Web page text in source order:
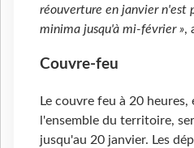
réouverture en janvier n'est
minima jusqu'à mi-février »,
Couvre-feu
Le couvre feu à 20 heures,
l'ensemble du territoire,
jusqu'au 20 janvier. Les